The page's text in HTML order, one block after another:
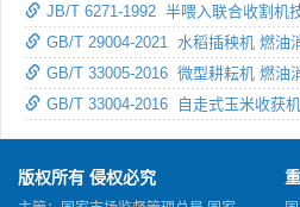
JB/T 6271-1992 半喂入联合收割机
GB/T 29004-2021 水稻插秧机 燃油
GB/T 33005-2016 微型耕耘机 燃油
GB/T 33004-2016 自走式玉米收获
版权所有 侵权必究